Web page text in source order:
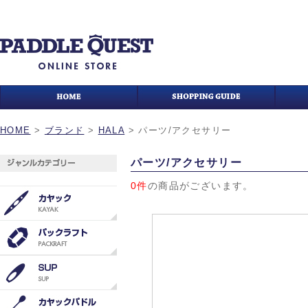
HOME > ブランド > HALA >パーツ/アクセサリー
パーツ/アクセサリー
0件の商品がございます。